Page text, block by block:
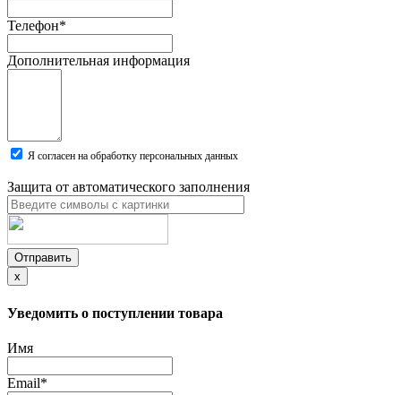
Телефон*
Дополнительная информация
Я согласен на обработку персональных данных
Защита от автоматического заполнения
Отправить
x
Уведомить о поступлении товара
Имя
Email*